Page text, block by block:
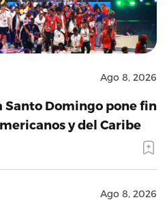
Ago 8, 2026
Santo Domingo pone fin
y del Caribe
Ago 8, 2026